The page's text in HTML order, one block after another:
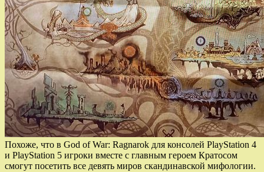
Похоже, что в God of War: Ragnarok для консолей PlayStation 4
и PlayStation 5 игроки вместе с главным героем Кратосом
смогут посетить все девять миров скандинавской мифологии.